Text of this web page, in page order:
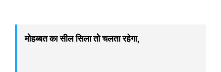
मोहब्बत का सील सिला तो चलता रहेगा,